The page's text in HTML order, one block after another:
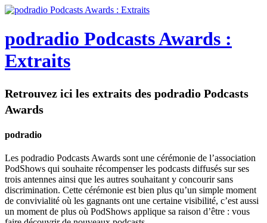
podradio Podcasts Awards :
Extraits
Retrouvez ici les extraits des podradio Podcasts
Awards
podradio
Les podradio Podcasts Awards sont une cérémonie de l’association
PodShows qui souhaite récompenser les podcasts diffusés sur ses
trois antennes ainsi que les autres souhaitant y concourir sans
discrimination. Cette cérémonie est bien plus qu’un simple moment
de convivialité où les gagnants ont une certaine visibilité, c’est aussi
un moment de plus où PodShows applique sa raison d’être : vous